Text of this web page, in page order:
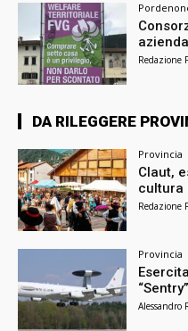
Redazione
DA RILEGGERE
Provincia
Claut,
cultura
Redazione
Provincia
Alessandro